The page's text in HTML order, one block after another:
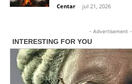
Centar - jul 21, 2026
- Advertisement -